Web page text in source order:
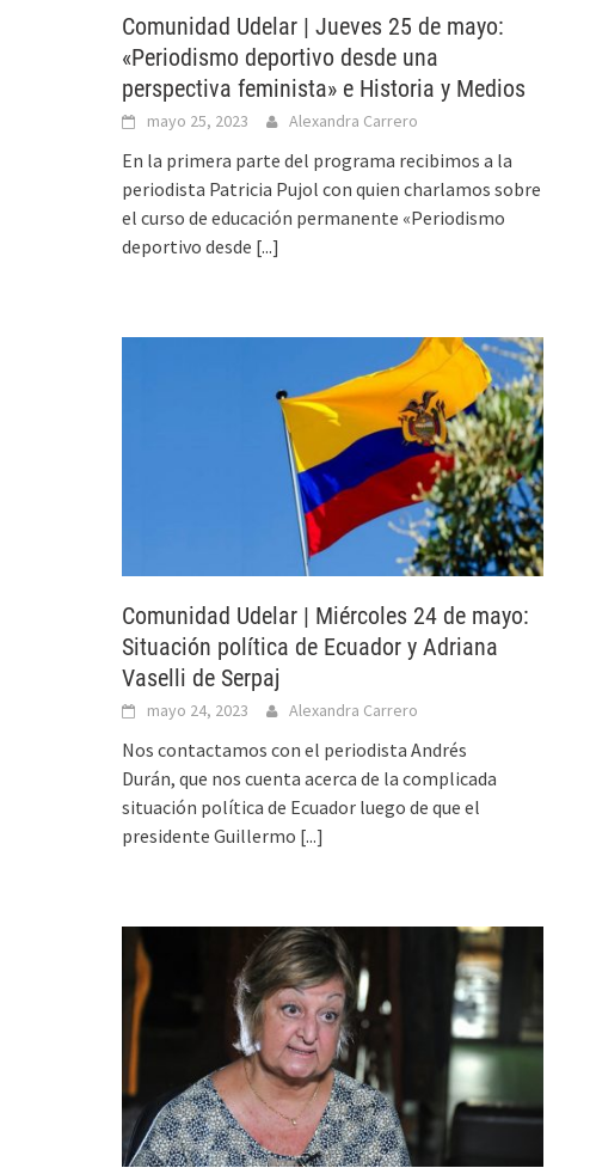
Comunidad Udelar | Jueves 25 de mayo:
«Periodismo deportivo desde una
perspectiva feminista» e Historia y Medios
mayo 25, 2023 Alexandra Carrero
En la primera parte del programa recibimos a la
periodista Patricia Pujol con quien charlamos sobre
el curso de educación permanente «Periodismo
deportivo desde [...]
Comunidad Udelar | Miércoles 24 de mayo:
Situación política de Ecuador y Adriana
Vaselli de Serpaj
mayo 24, 2023 Alexandra Carrero
Nos contactamos con el periodista Andrés
Durán, que nos cuenta acerca de la complicada
situación política de Ecuador luego de que el
presidente Guillermo [...]